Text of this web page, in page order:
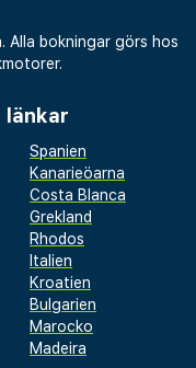
Alla bokningar görs hos
länkar
Spanien
Kanarieöarna
Costa Blanca
Grekland
Rhodos
Italien
Kroatien
Bulgarien
Marocko
Madeira